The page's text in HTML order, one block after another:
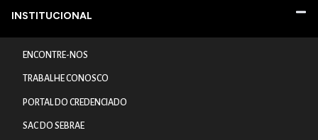
INSTITUCIONAL
ENCONTRE-NOS
TRABALHE CONOSCO
PORTAL DO CREDENCIADO
SAC DO SEBRAE